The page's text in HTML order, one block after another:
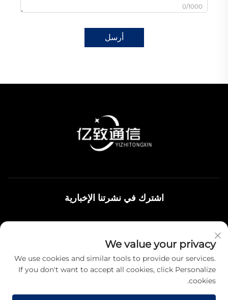
0/1000
أرسل
اشترك في نشرتنا الإخبارية
فريقنا.
We value your privacy
We use cookies and similar tools to provide our services.
If you don't want to accept all cookies, click Personalize
cookies.